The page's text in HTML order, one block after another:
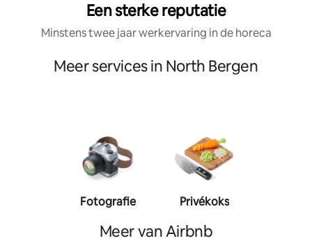
Een sterke reputatie
Minstens twee jaar werkervaring in de horeca
Meer services in North Bergen
Fotografie Privékoks
Meer van Airbnb